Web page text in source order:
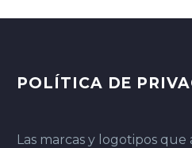
POLÍTICA DE
Las marcas y logotipos